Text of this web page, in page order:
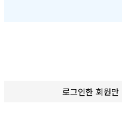
로그인한 회원